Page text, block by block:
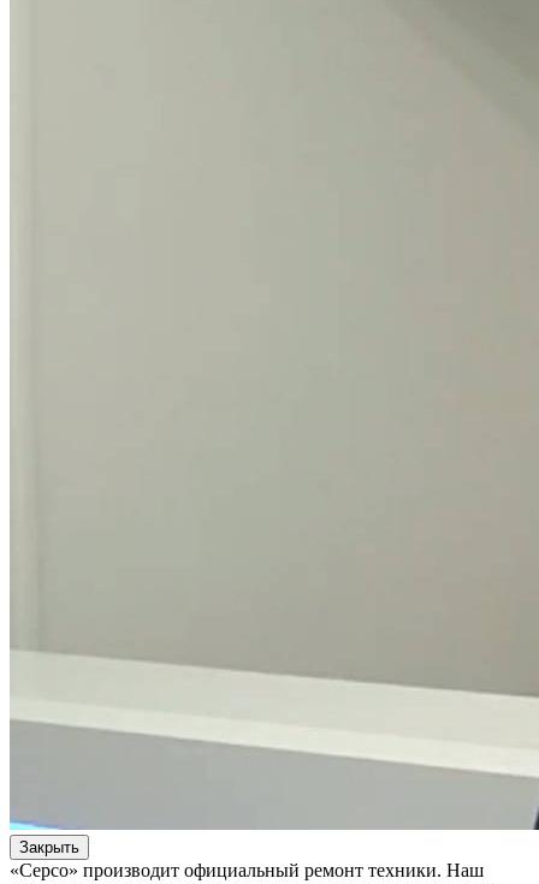
Закрыть
«Серсо» производит официальный ремонт техники. Наш